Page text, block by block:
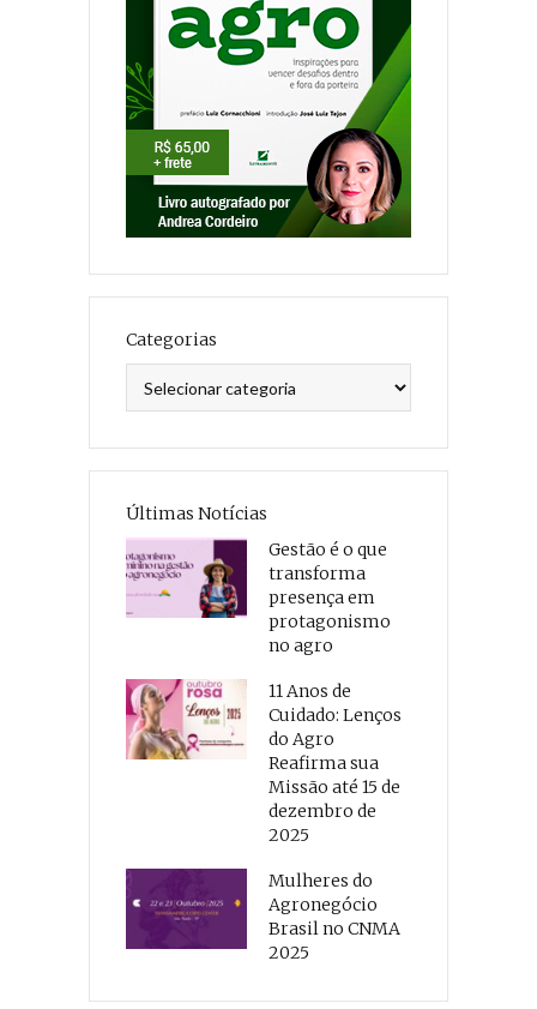
Categorias
Últimas Notícias
Gestão é o que
transforma
presença em
protagonismo
no agro
11 Anos de
Cuidado: Lenços
do Agro
Reafirma sua
Missão até 15 de
dezembro de
2025
Mulheres do
Agronegócio
Brasil no CNMA
2025